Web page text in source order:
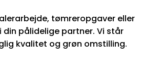
tømreropgaver eller
din pålidelige partner. Vi står
kvalitet og grøn omstilling.